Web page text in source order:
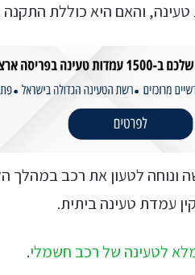
והאם היא כוללת התקנה
ונוחה לטעון את רכב במהלך
עמדת טעינה ביתית.
לטעינה של רכב חשמלי.